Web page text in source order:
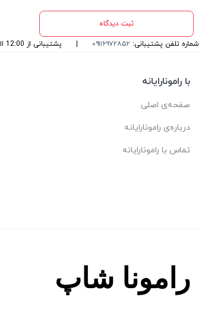
ثبت دیدگاه
شماره تلفن پشتیبانی: ۰۹۱۱۶۹۷۲۸۵۲ پشتیبانی از 12:00 الی 20:00 روزهای غیرتعطیل می باشد
با رامونارایانه
صفحه‌ی اصلی
درباره‌ی رامونارایانه
تماس با رامونارایانه
رامونا شاپ